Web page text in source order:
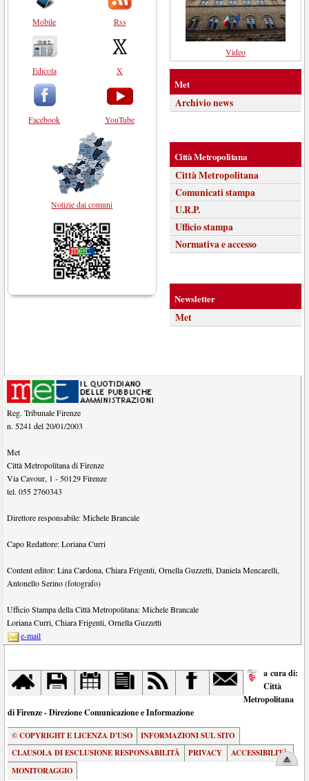
Mobile
Edicola
Facebook
Rss
X
YouTube
Notizie dai comuni
Video
Met
Archivio news
Città Metropolitana
Città Metropolitana
Comunicati stampa
U.R.P.
Ufficio stampa
Normativa e accesso
Newsletter
Met
Reg. Tribunale Firenze
n. 5241 del 20/01/2003
Met
Città Metropolitana di Firenze
Via Cavour, 1 -50129 Firenze
tel.055 2760343
Direttore responsabile:Michele Brancale
Capo Redattore:Loriana Curri
Content editor:Lina Cardona,Chiara Frigenti,Ornella Guzzetti,Daniela Mencarelli,
Antonello Serino (fotografo)
Ufficio Stampa della Città Metropolitana:Michele Brancale
Loriana Curri,Chiara Frigenti,Ornella Guzzetti
e-mail
a cura di:
Città
Metropolitana
di Firenze - Direzione Comunicazione e Informazione
© COPYRIGHT E LICENZA D'USO
INFORMAZIONI SUL SITO
CLAUSOLA DI ESCLUSIONE RESPONSABILITÀ
PRIVACY
ACCESSIBILITÀ
MONITORAGGIO